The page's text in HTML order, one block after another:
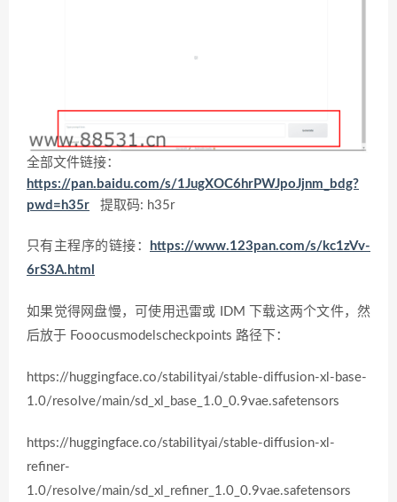
全部文件链接：
https://pan.baidu.com/s/1JugXOC6hrPWJpoJjnm_bdg?
pwd=h35r 提取码: h35r
只有主程序的链接：
https://www.123pan.com/s/kc1zVv-
6rS3A.html
如果觉得网盘慢，可使用迅雷或 IDM 下载这两个文件，然
后放于 Fooocusmodelscheckpoints 路径下：
https://huggingface.co/stabilityai/stable-diffusion-xl-base-
1.0/resolve/main/sd_xl_base_1.0_0.9vae.safetensors
https://huggingface.co/stabilityai/stable-diffusion-xl-
refiner-
1.0/resolve/main/sd_xl_refiner_1.0_0.9vae.safetensors